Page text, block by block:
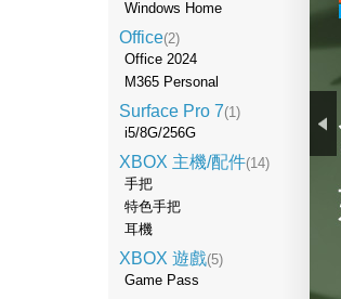
Windows Home
Office(2)
Office 2024
M365 Personal
Surface Pro 7(1)
i5/8G/256G
XBOX 主機/配件(14)
手把
特色手把
耳機
XBOX 遊戲(5)
Game Pass